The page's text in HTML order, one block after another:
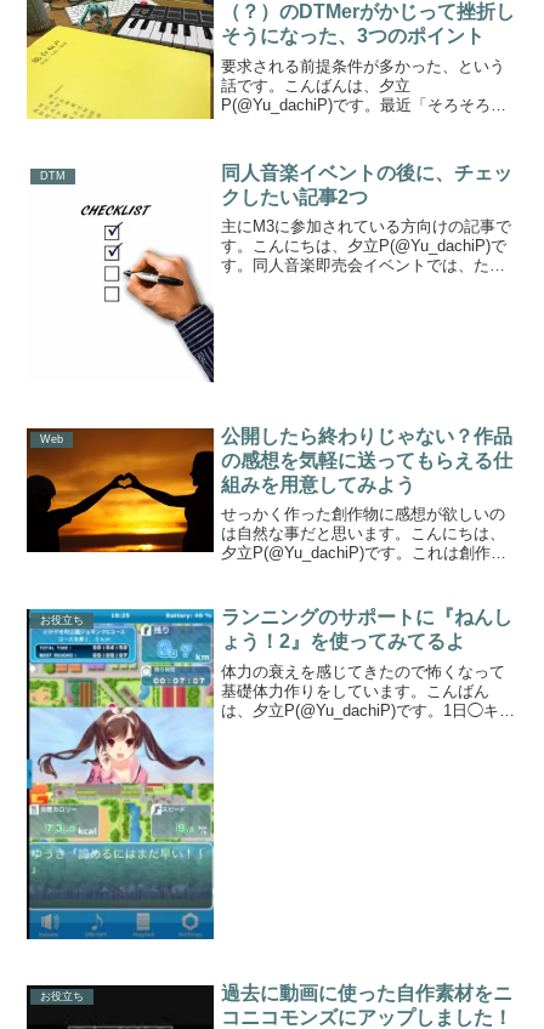
（？）のDTMerがかじって挫折し
そうになった、3つのポイント
要求される前提条件が多かった、という
話です。こんばんは、夕立
P(@Yu_dachiP)です。最近「そろそろ君
まけに「勉強するならこの本がしっかり
していて良いよ」と教えて...
DTM
同人音楽イベントの後に、チェッ
クしたい記事2つ
主にM3に参加されている方向けの記事で
す。こんにちは、夕立P(@Yu_dachiP)で
す。同人音楽即売会イベントでは、たく
Web
公開したら終わりじゃない？作品
の感想を気軽に送ってもらえる仕
組みを用意してみよう
せっかく作った創作物に感想が欲しいの
は自然な事だと思います。こんにちは、
夕立P(@Yu_dachiP)です。これは創作活
想が欲しい！！」というものがありま
す。作品にレス...
お役立ち
ランニングのサポートに『ねんし
ょう！2』を使ってみてるよ
体力の衰えを感じてきたので怖くなって
基礎体力作りをしています。こんばん
は、夕立P(@Yu_dachiP)です。1日◯キロ
お役立ち
過去に動画に使った自作素材をニ
コニコモンズにアップしました！